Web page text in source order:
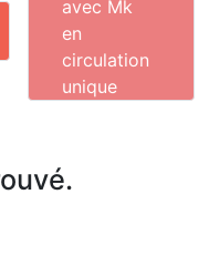
avec Mk
en
circulation
unique